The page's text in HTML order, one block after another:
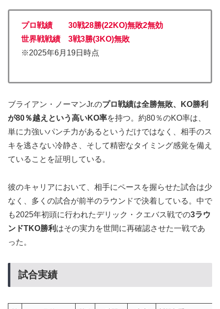
プロ戦績 30戦28勝(22KO)無敗2無効
世界戦戦績 3戦3勝(3KO)無敗
※2025年6月19日時点
ブライアン・ノーマンJr.のプロ戦績は全勝無敗、KO勝利
が80％越えという高いKO率を持つ。約80％のKO率は、
単に力強いパンチ力があるというだけではなく、相手のス
キを逃さない冷静さ、そして精密なタイミング感覚を備え
ていることを証明している。
彼のキャリアにおいて、相手にペースを握らせた試合は少
なく、多くの試合が前半のラウンドで決着している。中で
も2025年初頭に行われたデリック・クエバス戦での3ラウ
ンドTKO勝利 はその実力を世間に再確認させた一戦であ
った。
試合実績